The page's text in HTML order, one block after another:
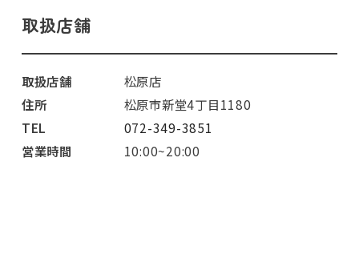
取扱店舗
取扱店舗
松原店
住所
松原市新堂4丁目1180
TEL
072-349-3851
営業時間
10:00~20:00